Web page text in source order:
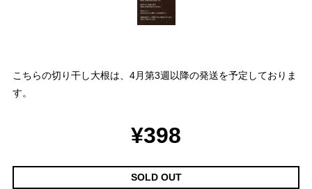
こちらの切り干し大根は、4月第3週以降の発送を予定しておりま
す。
¥398
SOLD OUT